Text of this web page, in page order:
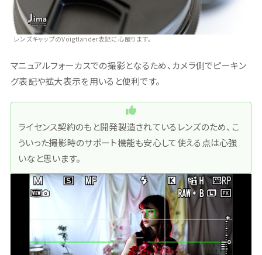
レンズキャップのVoigtlander表記に心躍ります。
マニュアルフォーカスでの撮影となるため、カメラ側でピーキン
グ表記や拡大表示を用いると便利です。
ライセンス契約のもと開発製造されているレンズのため、こ
ういった撮影時のサポート機能も安心して使える点は心強
いなと思います。